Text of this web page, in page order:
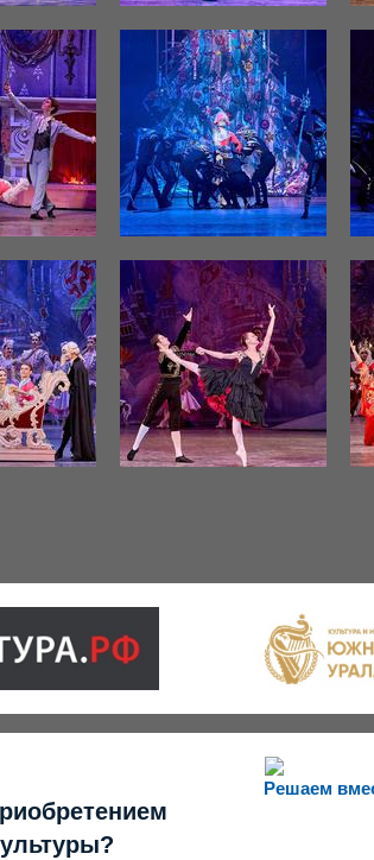
Решаем